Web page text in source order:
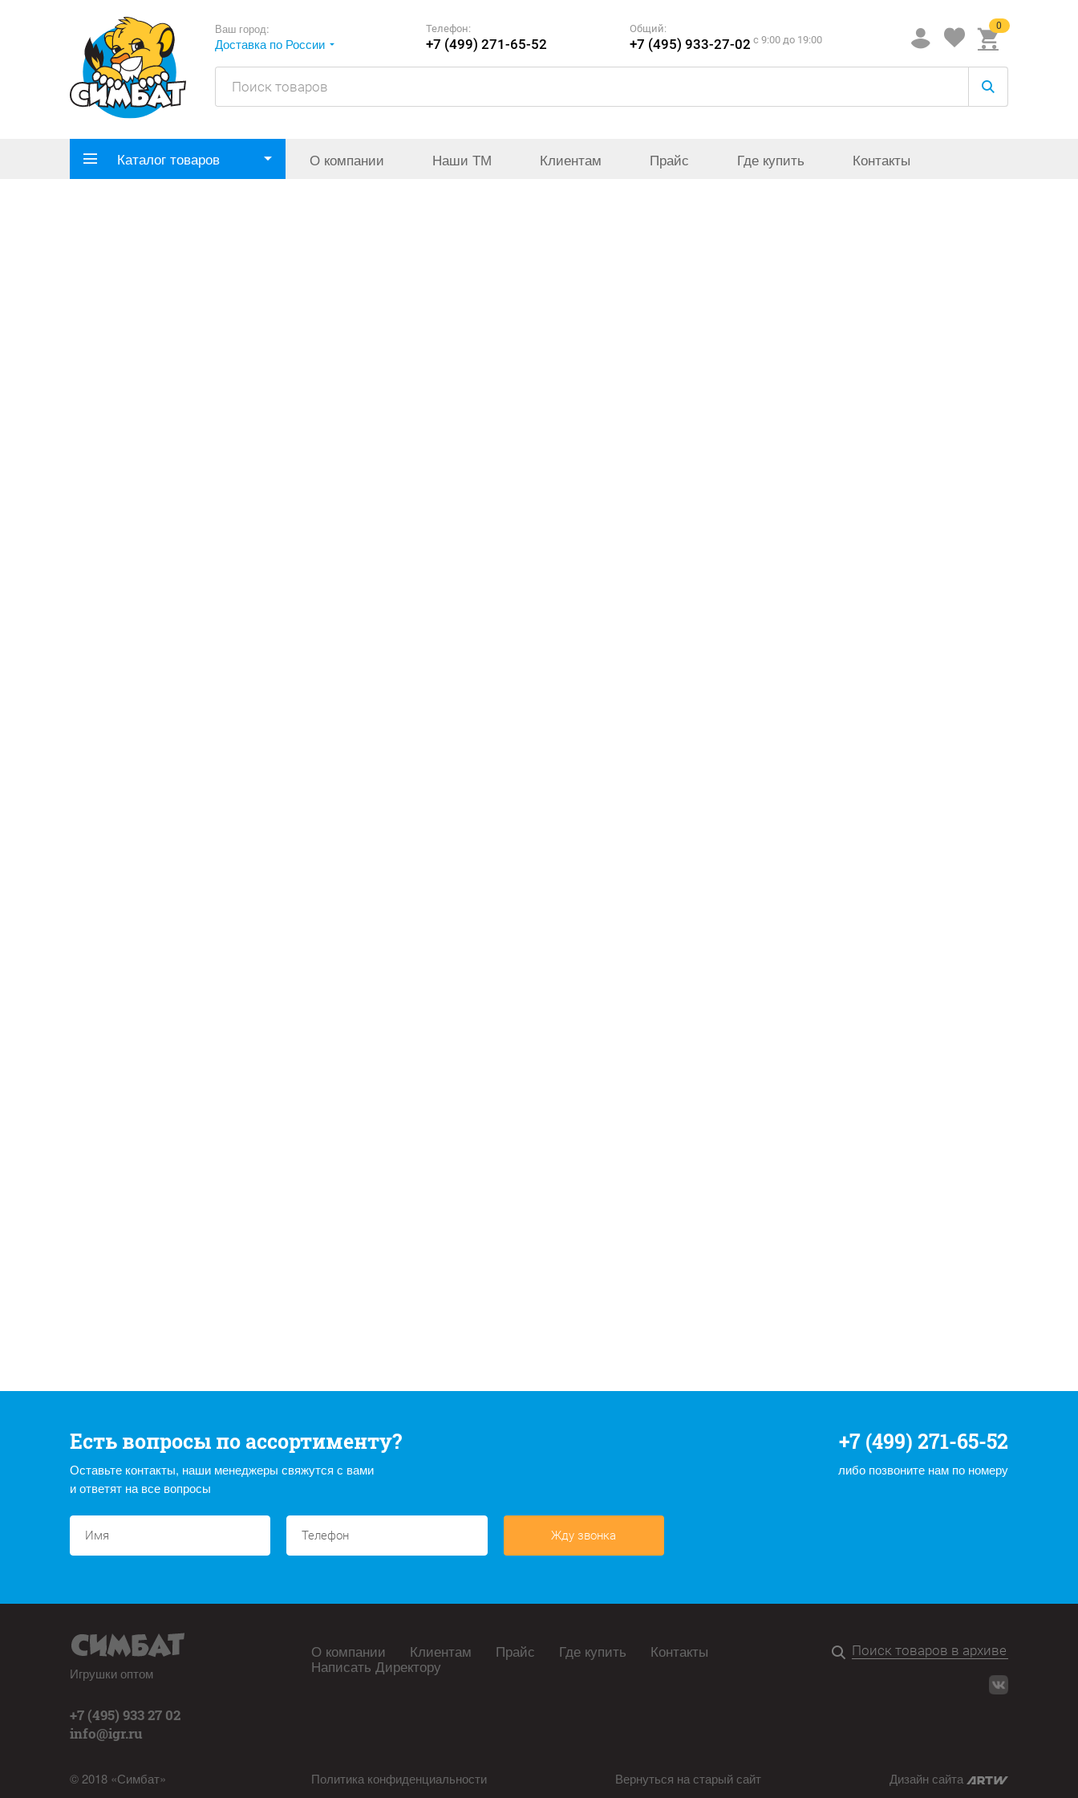
Ваш город:
Доставка по России
Телефон:
+7 (499) 271-65-52
Общий:
+7 (495) 933-27-02 c 9:00 до 19:00
0
Каталог товаров О компании Наши ТМ Клиентам Прайс Где купить Контакты
Есть вопросы по ассортименту?
Оставьте контакты, наши менеджеры свяжутся с вами
и ответят на все вопросы
+7 (499) 271-65-52
либо позвоните нам по номеру
Жду звонка
Игрушки оптом
+7 (495) 933 27 02
info@igr.ru
© 2018 «Симбат»
О компании Клиентам Прайс Где купить Контакты
Написать Директору
Политика конфиденциальности Вернуться на старый сайт Дизайн сайта